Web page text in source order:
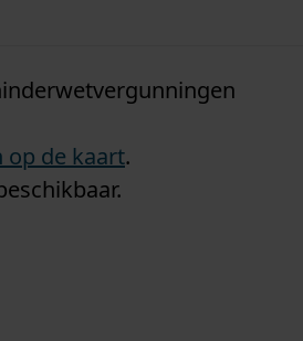
op de kaart.